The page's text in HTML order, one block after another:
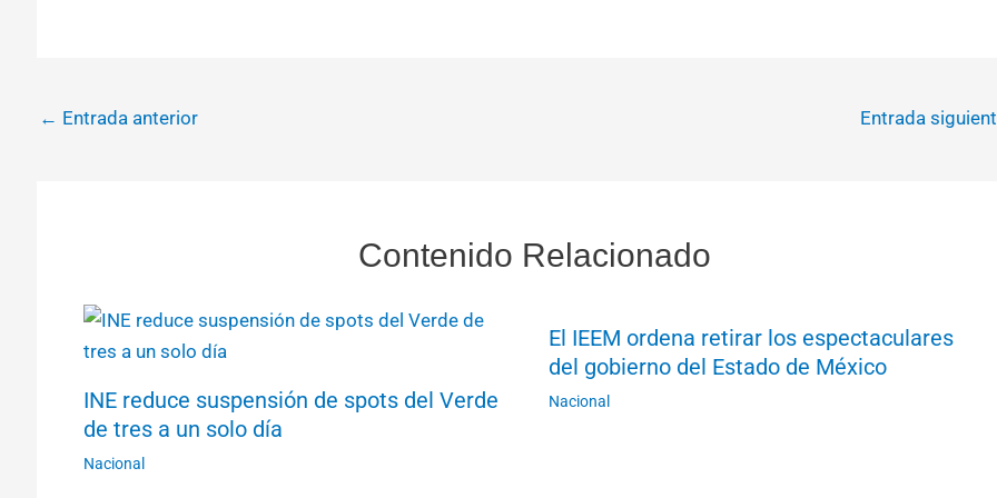
← Entrada anterior Entrada
Contenido Relacionado
INE reduce suspensión de spots del Verde
de tres a un solo día
Nacional
El IEEM ordena retirar los espectaculares
del gobierno del Estado de México
Nacional